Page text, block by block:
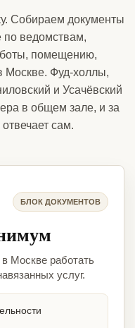
Собираем документы
по ведомствам,
помещению,
Москве. Фуд-холлы,
и Усачёвский
в общем зале, и за
сам.
БЛОК ДОКУМЕНТОВ
в Москве работать
услуг.